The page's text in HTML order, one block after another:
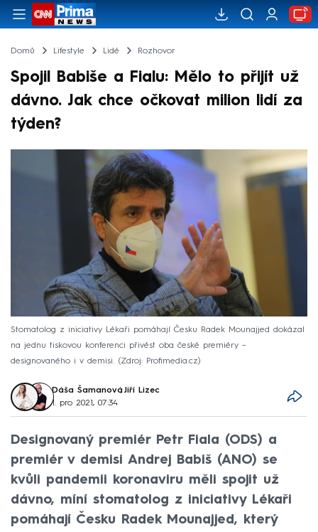
Domů Lifestyle Lidé Rozhovor
Spojil Babiše a Fialu: Mělo to přijít už
dávno. Jak chce očkovat milion lidí za
týden?
Stomatolog z iniciativy Lékaři pomáhají Česku Radek Mounajjed dokázal
na jednu tiskovou konferenci přivést oba české premiéry –
designovaného i v demisi.
Zdroj: Profimedia.cz
Dáša Šamanová, Jiří Lizec
1. pro 2021, 07:34
Designovaný premiér Petr Fiala (ODS) a
premiér v demisi Andrej Babiš (ANO) se
kvůli pandemii koronaviru měli spojit už
dávno, míní stomatolog z iniciativy Lékaři
pomáhají Česku Radek Mounajjed, který